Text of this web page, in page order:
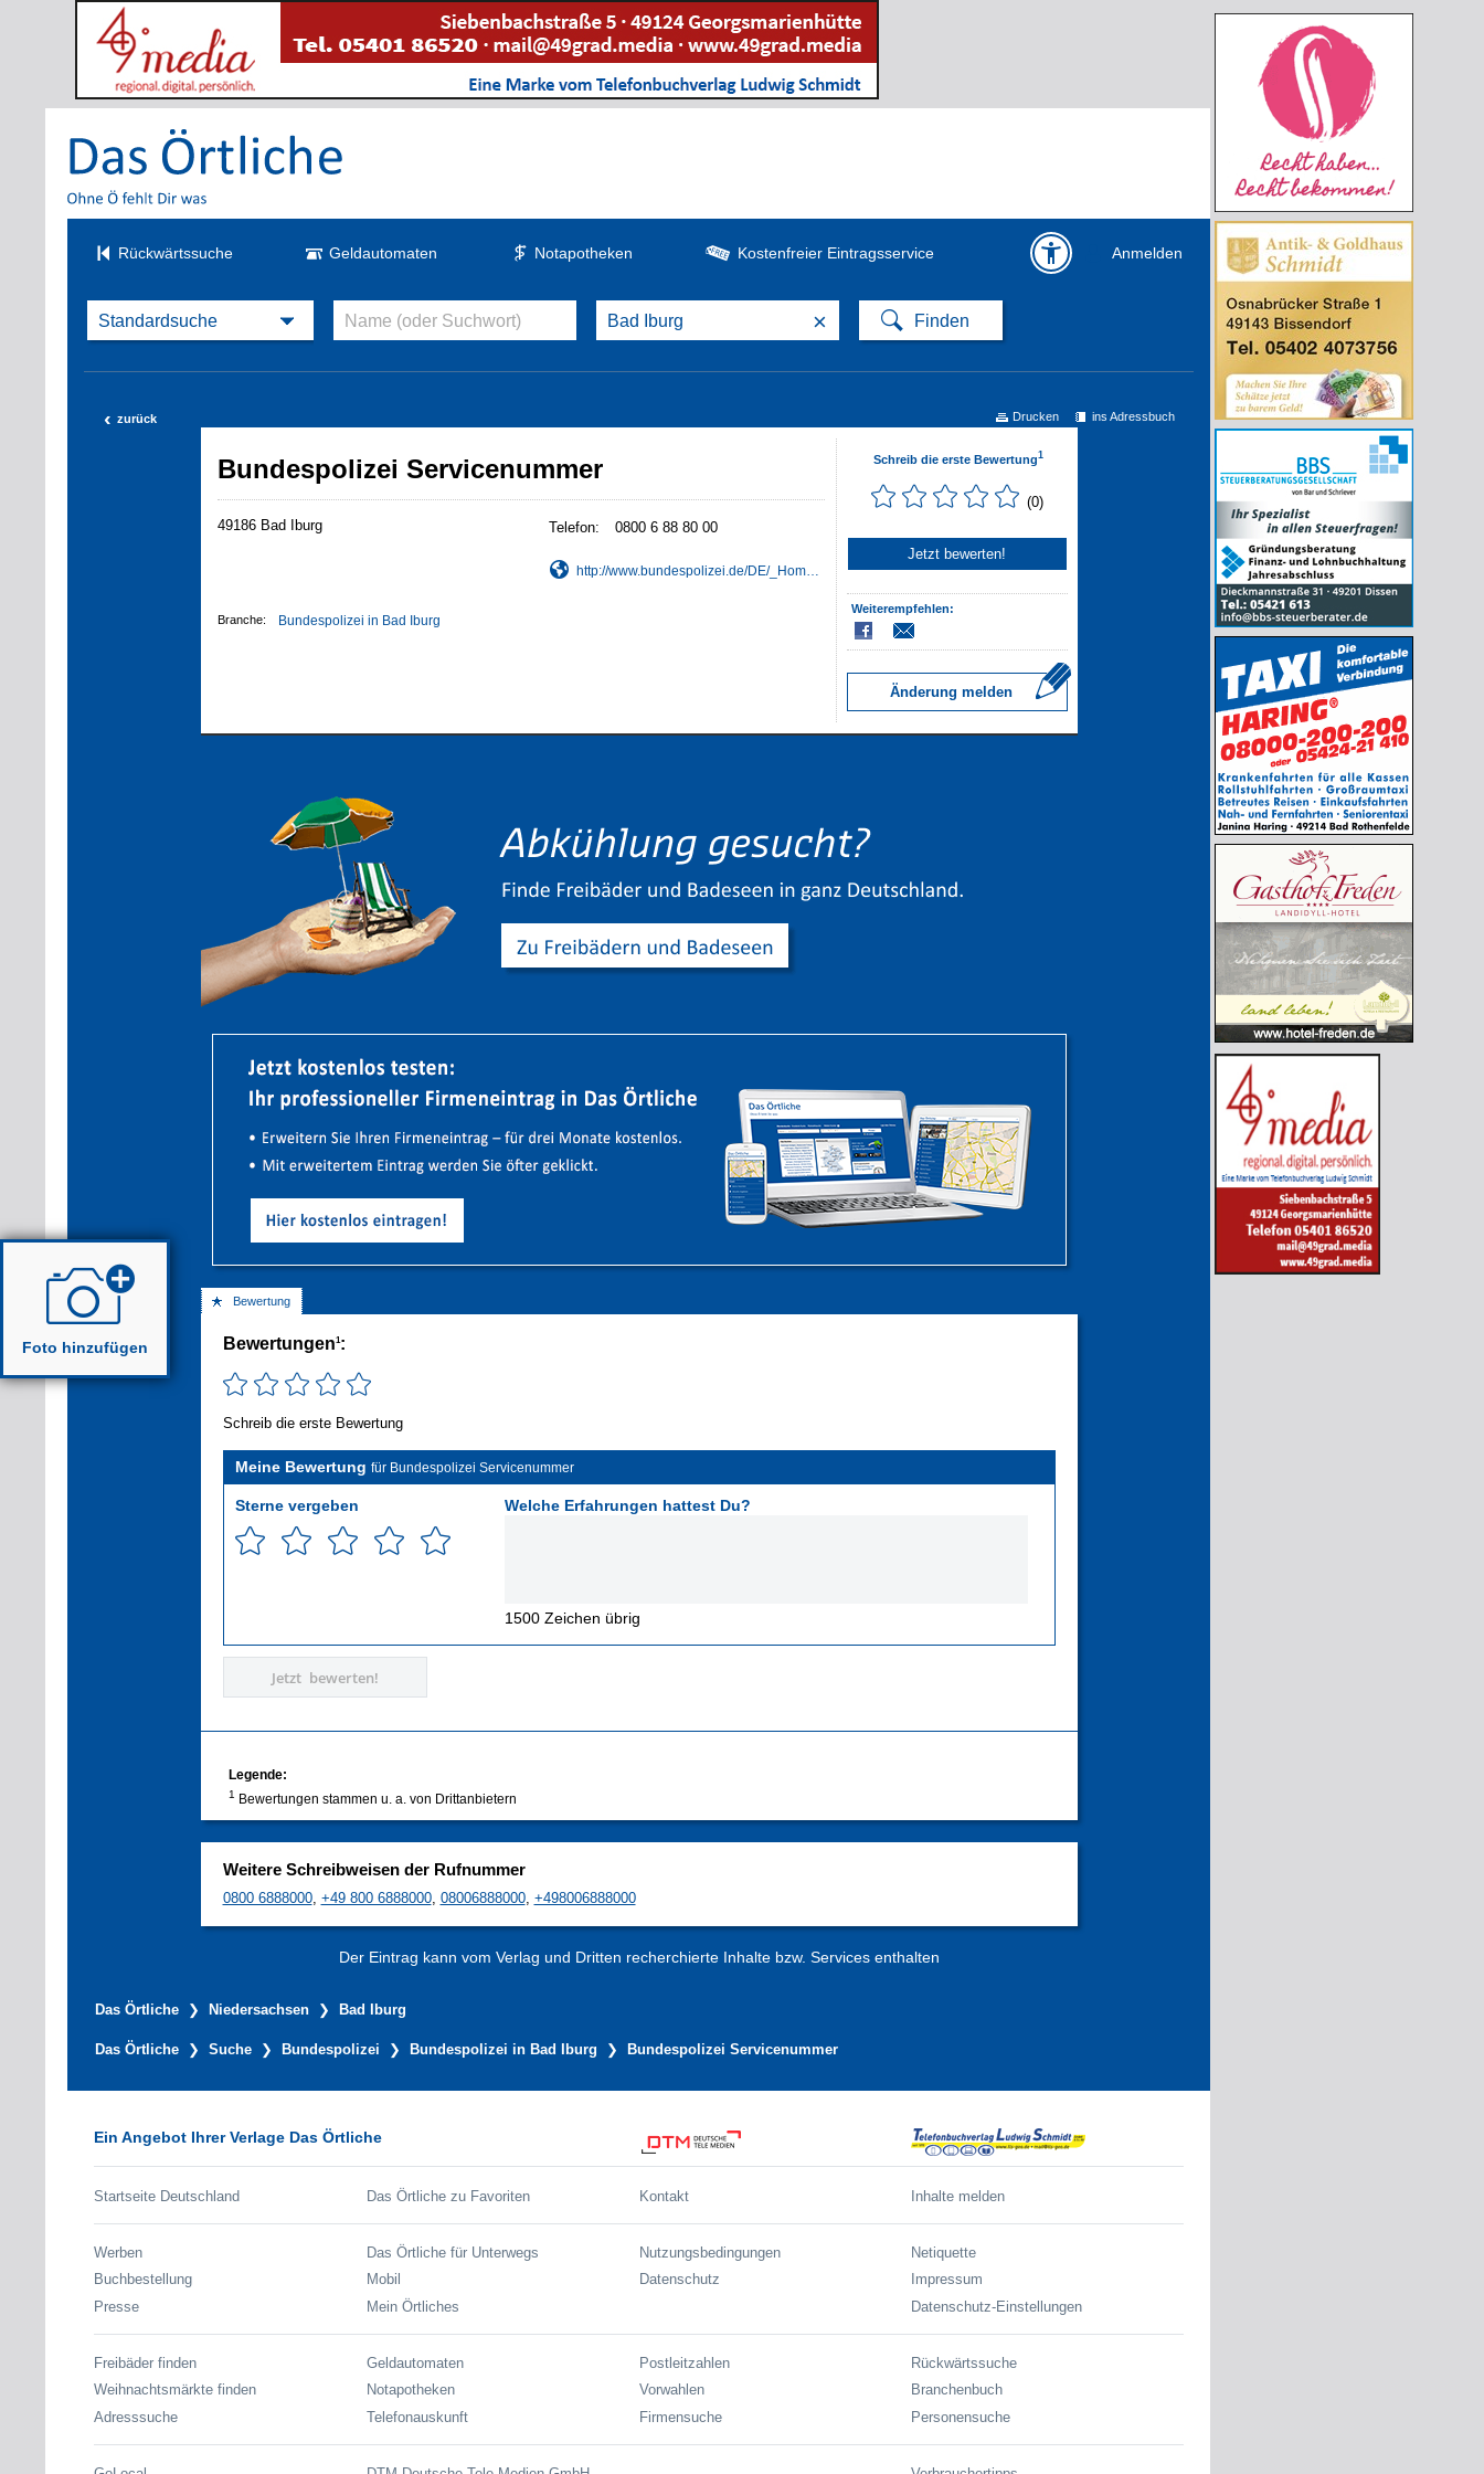
Rückwärtssuche Geldautomaten Notapotheken Kostenfreier Eintragsservice Anmelden
×
ins Adressbuch
Drucken
‹ zurück
Bundespolizei Servicenummer
49186 Bad Iburg Telefon: 0800 6 88 80 00
http://www.bundespolizei.de/DE/_Homepage/home_node.html
Branche: Bundespolizei in Bad Iburg
Schreib die erste Bewertung1
(0)
Jetzt bewerten!
Weiterempfehlen:
Änderung melden
Bewertung
Bewertungen1:
Schreib die erste Bewertung
Meine Bewertung für Bundespolizei Servicenummer
Sterne vergeben Welche Erfahrungen hattest Du?
1500 Zeichen übrig
Jetzt bewerten!
Legende:
1 Bewertungen stammen u. a. von Drittanbietern
Weitere Schreibweisen der Rufnummer
0800 6888000, +49 800 6888000, 08006888000, +498006888000
Der Eintrag kann vom Verlag und Dritten recherchierte Inhalte bzw. Services enthalten
Das Örtliche Niedersachsen Bad Iburg
Das Örtliche Suche Bundespolizei Bundespolizei in Bad Iburg Bundespolizei Servicenummer
Foto hinzufügen
Ein Angebot Ihrer Verlage Das Örtliche
Startseite Deutschland Das Örtliche zu Favoriten Kontakt Inhalte melden
Werben
Buchbestellung
Presse
Das Örtliche für Unterwegs
Mobil
Mein Örtliches
Nutzungsbedingungen
Datenschutz
Netiquette
Impressum
Datenschutz-Einstellungen
Freibäder finden
Weihnachtsmärkte finden
Adresssuche
Geldautomaten
Notapotheken
Telefonauskunft
Postleitzahlen
Vorwahlen
Firmensuche
Rückwärtssuche
Branchenbuch
Personensuche